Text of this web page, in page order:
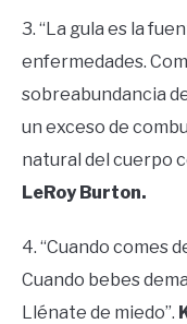
3. “La gula es la
enfermedades.
sobreabundancia
un exceso de
natural del cuerpo
LeRoy Burton.
4. “Cuando comes
Cuando bebes
Llénate de miedo”.